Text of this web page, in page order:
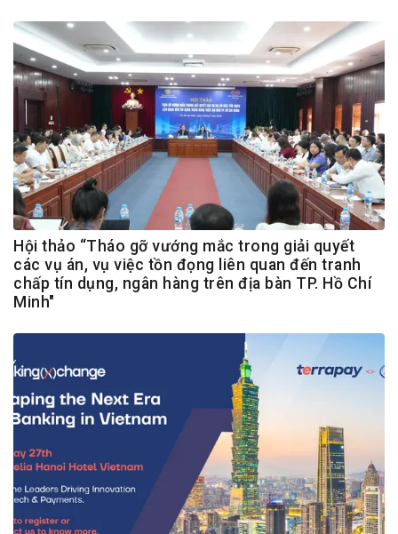
Hội thảo “Tháo gỡ vướng mắc trong giải quyết
các vụ án, vụ việc tồn đọng liên quan đến tranh
chấp tín dụng, ngân hàng trên địa bàn TP. Hồ Chí
Minh"